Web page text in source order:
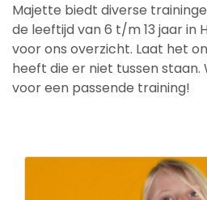
Majette biedt diverse
de leeftijd van 6 t/m 13 jaar in
voor ons overzicht. Laat het
heeft die er niet tussen staan.
voor een passende training!